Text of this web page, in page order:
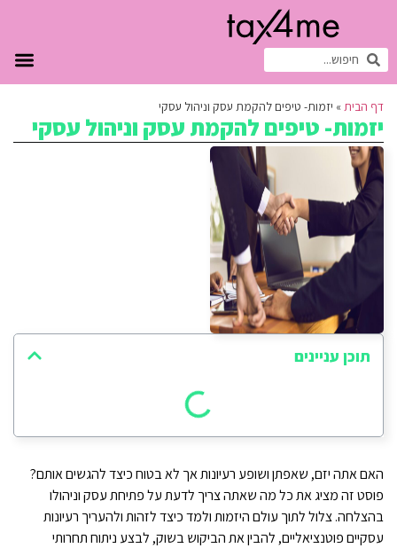
דף הבית » יזמות- טיפים להקמת עסק וניהול עסקי
יזמות- טיפים להקמת עסק וניהול עסקי
תוכן עניינים
האם אתה יזם, שאפתן ושופע רעיונות אך לא בטוח כיצד להגשים אותם?
פוסט זה מציג את כל מה שאתה צריך לדעת על פתיחת עסק וניהולו
בהצלחה. צלול לתוך עולם היזמות ולמד כיצד לזהות ולהעריך רעיונות
עסקיים פוטנציאליים, להבין את הביקוש בשוק, לבצע ניתוח תחרותי